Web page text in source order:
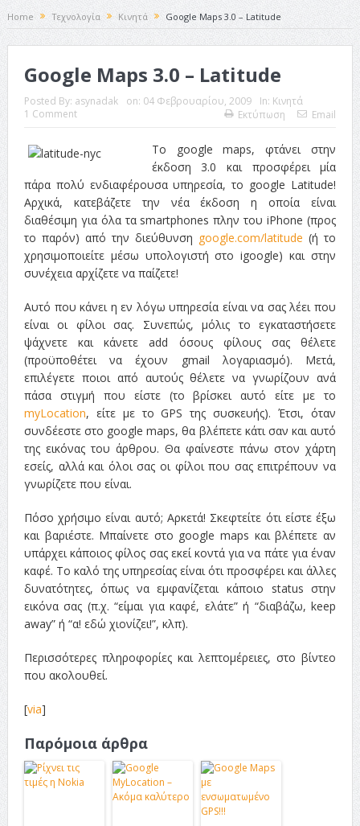
Κριτικές ταινιών: Ο Ντι Κάπριο και ο Λάνθιμος
Σχεδιασμός που «Μιλάει» Χωρίς Λέξεις
Σπιρτόκουτο: η απόλυτη αντισυμβατική καλοκαιρινή
ταινία
Το νουάρ στον ελληνικό κινηματογράφο
Η Φροντίδα Έχει Πολλές Μορφές: Κι Όλες Σε Αφορούν
Τρία Βήματα Μπροστά για Σένα και την Επιχείρησή σου
Όψεις και Απόψεις
Αξίζει άραγε?
Home Τεχνολογία Κινητά Google Maps 3.0 – Latitude
Google Maps 3.0 – Latitude
Posted By: asynadak on: 04 Φεβρουαρίου, 2009 In: Κινητά
1 Comment
Εκτύπωση Email
Το google maps, φτάνει στην
έκδοση 3.0 και προσφέρει μία
πάρα πολύ ενδιαφέρουσα υπηρεσία, το google Latitude!
Αρχικά, κατεβάζετε την νέα έκδοση η οποία είναι
διαθέσιμη για όλα τα smartphones πλην του iPhone (προς
το παρόν) από την διεύθυνση google.com/latitude (ή το
χρησιμοποιείτε μέσω υπολογιστή στο igoogle) και στην
συνέχεια αρχίζετε να παίζετε!
Αυτό που κάνει η εν λόγω υπηρεσία είναι να σας λέει που
είναι οι φίλοι σας. Συνεπώς, μόλις το εγκαταστήσετε
ψάχνετε και κάνετε add όσους φίλους σας θέλετε
(προϋποθέτει να έχουν gmail λογαριασμό). Μετά,
επιλέγετε ποιοι από αυτούς θέλετε να γνωρίζουν ανά
πάσα στιγμή που είστε (το βρίσκει αυτό είτε με το
myLocation, είτε με το GPS της συσκευής). Έτσι, όταν
συνδέεστε στο google maps, θα βλέπετε κάτι σαν και αυτό
της εικόνας του άρθρου. Θα φαίνεστε πάνω στον χάρτη
εσείς, αλλά και όλοι σας οι φίλοι που σας επιτρέπουν να
γνωρίζετε που είναι.
Πόσο χρήσιμο είναι αυτό; Αρκετά! Σκεφτείτε ότι είστε έξω
και βαριέστε. Μπαίνετε στο google maps και βλέπετε αν
υπάρχει κάποιος φίλος σας εκεί κοντά για να πάτε για έναν
καφέ. Το καλό της υπηρεσίας είναι ότι προσφέρει και άλλες
δυνατότητες, όπως να εμφανίζεται κάποιο status στην
εικόνα σας (π.χ. “είμαι για καφέ, ελάτε” ή “διαβάζω, keep
away” ή “α! εδώ χιονίζει!”, κλπ).
Περισσότερες πληροφορίες και λεπτομέρειες, στο βίντεο
που ακολουθεί.
[via]
Παρόμοια άρθρα